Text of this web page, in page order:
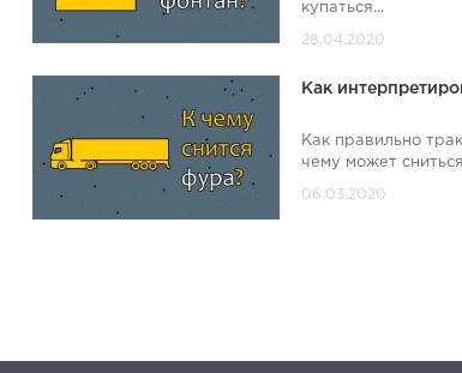
купаться...
Как
Как правильно
чему может